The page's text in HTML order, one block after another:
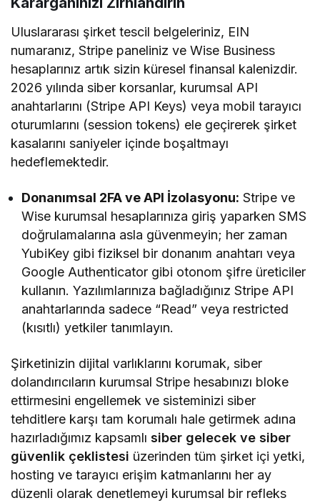
Uluslararası şirket tescil belgeleriniz, EIN
numaranız, Stripe paneliniz ve Wise Business
hesaplarınız artık sizin küresel finansal kalenizdir.
2026 yılında siber korsanlar, kurumsal API
anahtarlarını (Stripe API Keys) veya mobil tarayıcı
oturumlarını (session tokens) ele geçirerek şirket
kasalarını saniyeler içinde boşaltmayı
hedeflemektedir.
Donanımsal 2FA ve API İzolasyonu: Stripe ve
Wise kurumsal hesaplarınıza giriş yaparken SMS
doğrulamalarına asla güvenmeyin; her zaman
YubiKey gibi fiziksel bir donanım anahtarı veya
Google Authenticator gibi otonom şifre üreticiler
kullanın. Yazılımlarınıza bağladığınız Stripe API
anahtarlarında sadece “Read” veya restricted
(kısıtlı) yetkiler tanımlayın.
Şirketinizin dijital varlıklarını korumak, siber
dolandırıcıların kurumsal Stripe hesabınızı bloke
ettirmesini engellemek ve sisteminizi siber
tehditlere karşı tam korumalı hale getirmek adına
hazırladığımız kapsamlısiber gelecek ve siber
güvenlik çeklistesi üzerinden tüm şirket içi yetki,
hosting ve tarayıcı erişim katmanlarını her ay
düzenli olarak denetlemeyi kurumsal bir refleks